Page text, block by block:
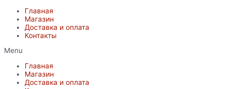
Главная
Магазин
Доставка и оплата
Контакты
Menu
Главная
Магазин
Доставка и оплата